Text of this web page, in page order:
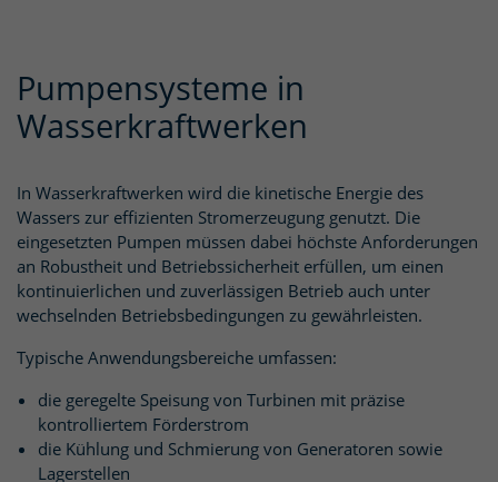
Pumpensysteme in
Wasserkraftwerken
In Wasserkraftwerken wird die kinetische Energie des
Wassers zur effizienten Stromerzeugung genutzt. Die
eingesetzten Pumpen müssen dabei höchste Anforderungen
an Robustheit und Betriebssicherheit erfüllen, um einen
kontinuierlichen und zuverlässigen Betrieb auch unter
wechselnden Betriebsbedingungen zu gewährleisten.
Typische Anwendungsbereiche umfassen:
die geregelte Speisung von Turbinen mit präzise
kontrolliertem Förderstrom
die Kühlung und Schmierung von Generatoren sowie
Lagerstellen